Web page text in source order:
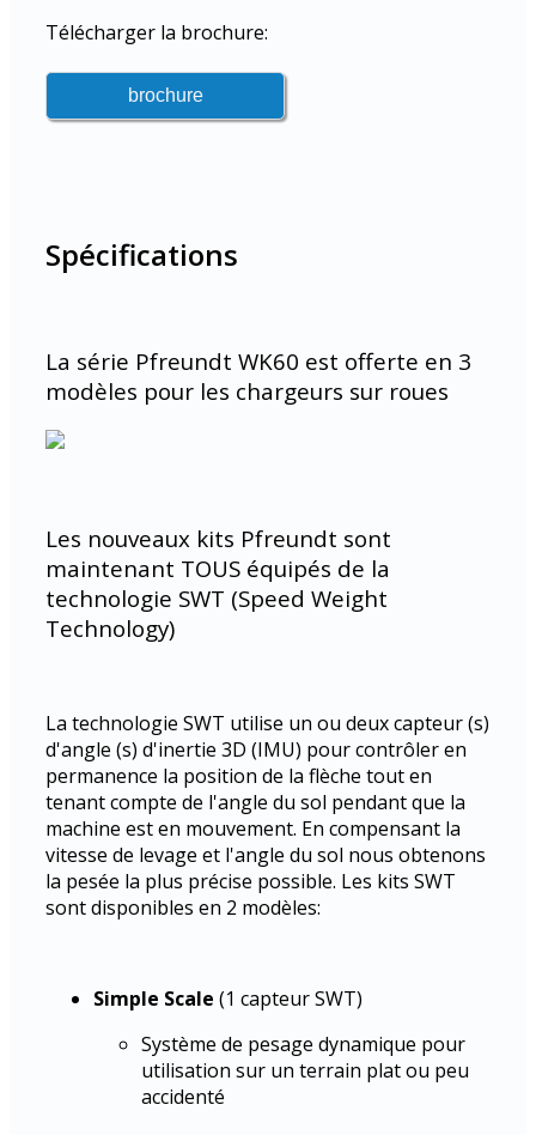
Télécharger la brochure:
Spécifications
La série Pfreundt WK60 est offerte en 3
modèles pour les chargeurs sur roues
Les nouveaux kits Pfreundt sont
maintenant TOUS équipés de la
technologie SWT (Speed Weight
Technology)
La technologie SWT utilise un ou deux capteur (s)
d'angle (s) d'inertie 3D (IMU) pour contrôler en
permanence la position de la flèche tout en
tenant compte de l'angle du sol pendant que la
machine est en mouvement. En compensant la
vitesse de levage et l'angle du sol nous obtenons
la pesée la plus précise possible. Les kits SWT
sont disponibles en 2 modèles:
Simple Scale (1 capteur SWT)
Système de pesage dynamique pour
utilisation sur un terrain plat ou peu
accidenté